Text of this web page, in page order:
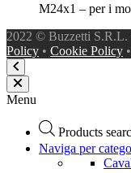
M24x1 – per i
2022 © Buzzetti S.R.L.
Policy • Cookie Policy •
Menu
Products
Naviga per